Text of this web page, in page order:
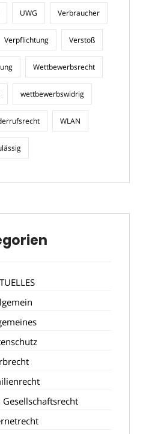
UWG Verbraucher
Verpflichtung Verstoß
Wettbewerbsrecht
wettbewerbswidrig
WLAN